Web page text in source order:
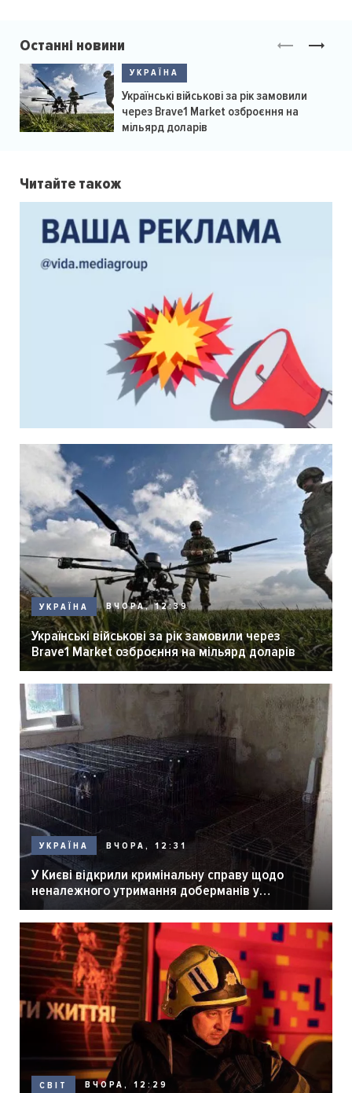
Останні новини
УКРАЇНА
Українські військові за рік замовили
через Brave1 Market озброєння на
мільярд доларів
Читайте також
УКРАЇНА ВЧОРА, 12:39
Українські військові за рік замовили через
Brave1 Market озброєння на мільярд доларів
УКРАЇНА ВЧОРА, 12:31
У Києві відкрили кримінальну справу щодо
неналежного утримання доберманів у
розпліднику
СВІТ ВЧОРА, 12:29